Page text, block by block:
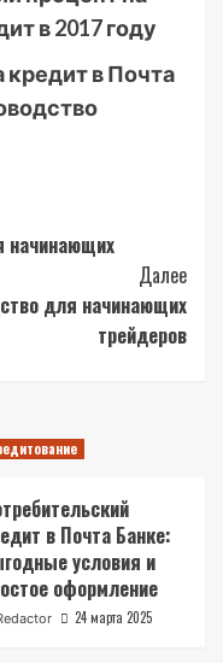
в 2017 году
в Почта
начинающих
Далее
для начинающих
трейдеров
в Почта Банке:
условия и
оформление
24 марта 2025